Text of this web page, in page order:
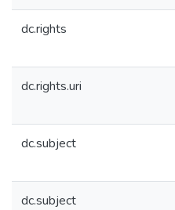
dc.rights
dc.rights.uri
dc.subject
dc.subject